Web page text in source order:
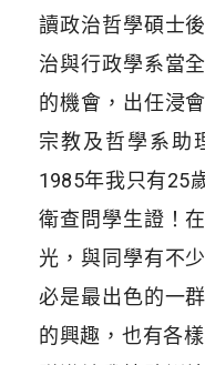
讀政治哲學碩士
治與行政學系當
的機會，出任浸
宗教及哲學系助
1985年我只有25
衛查問學生證！
光，與同學有不
必是最出色的一
的興趣，也有各